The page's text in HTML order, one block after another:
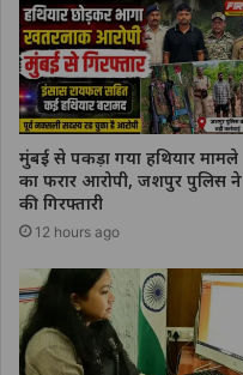
मुंबई से पकड़ा गया हथियार मामले
का फरार आरोपी, जशपुर पुलिस ने
की गिरफ्तारी
12 hours ago